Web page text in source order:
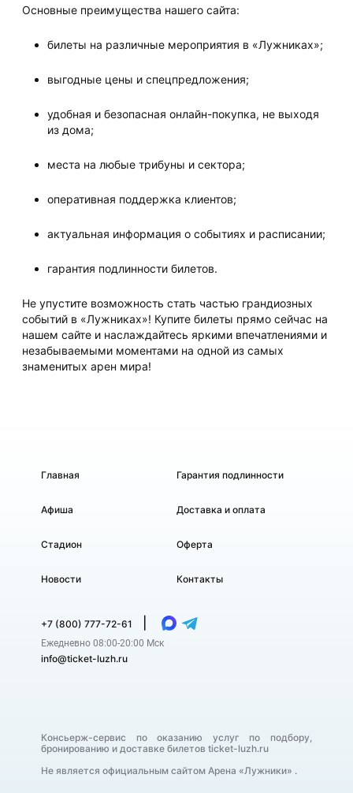
Основные преимущества нашего сайта:
билеты на различные мероприятия в «Лужниках»;
выгодные цены и спецпредложения;
удобная и безопасная онлайн-покупка, не выходя
из дома;
места на любые трибуны и сектора;
оперативная поддержка клиентов;
актуальная информация о событиях и расписании;
гарантия подлинности билетов.
Не упустите возможность стать частью грандиозных
событий в «Лужниках»! Купите билеты прямо сейчас на
нашем сайте и наслаждайтесь яркими впечатлениями и
незабываемыми моментами на одной из самых
знаменитых арен мира!
Главная
Афиша
Стадион
Новости
Гарантия подлинности
Доставка и оплата
Оферта
Контакты
+7 (800) 777-72-61
Ежедневно 08:00-20:00 Мск
info@ticket-luzh.ru
Консьерж-сервис по оказанию услуг по подбору,
бронированию и доставке билетов ticket-luzh.ru
Не является официальным сайтом Арена «Лужники» .